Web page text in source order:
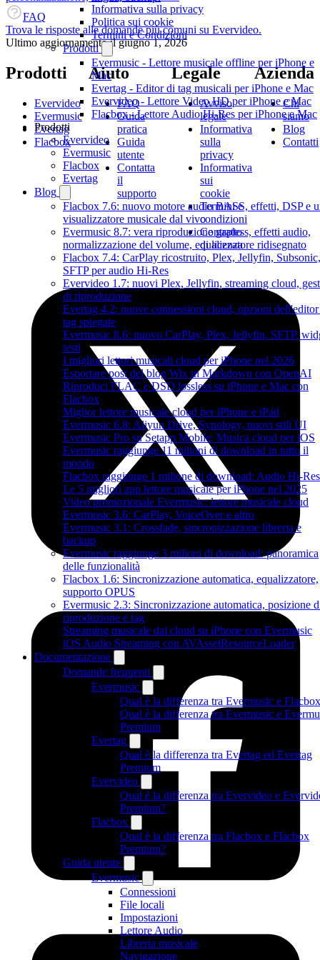
Informativa sulla privacy
Politica sui cookie
Termini e Condizioni
Prodotti
Evermusic - Lettore musicale offline per iPhone e
Mac
Evertag - Editor di tag musicali per iPhone e Mac
Evervideo - Lettore Video HD per iPhone e Mac
Flacbox - Lettore Audio Hi-Res per iPhone e Mac
Prodotti
Evervideo
Evermusic
Flacbox
Evertag
Blog
Flacbox 7.6: nuovo motore audio BASS, effetti, DSP e
visualizzatore musicale dal vivo
Evermusic 8.7: vera riproduzione gapless, effetti audio,
normalizzazione del volume, equalizzatore ridisegnato
Flacbox 7.4: CarPlay ricostruito, Plex, Jellyfin, Subsonic,
SFTP per audio Hi-Res
Evervideo 1.7: nuovi Plex, Jellyfin, streaming cloud,
di riproduzione
Evertag 4.2: nuove connessioni cloud, opzioni
tag spiegate
Evermusic 8.6: nuovo CarPlay, Plex, Jellyfin, SFTP,
testi
I migliori lettori musicali cloud per iPhone nel 2026
Esportare post del blog Wix in Markdown con OpenAI
Riproduci FLAC e DSD lossless su iPhone e Mac con
Flacbox
Miglior lettore musicale cloud per iPhone e iPad
Evermusic 6.8: Aliyun Drive, Synology, nuovi stili UI
Evermusic Pro su Setapp Mobile: Musica cloud per iOS
Evermusic raggiunge 11 milioni di download in tutto il
mondo
Flacbox raggiunge 1 milione di download: Audio Hi-Res
Le 5 migliori app lettore musicale per iPhone nel 2025
Video promozionale Evermusic: lettore musicale cloud
Evermusic 3.6: CarPlay, VoiceOver e altro
Evermusic 3.1: Crossfade, sincronizzazione libreria e
backup
Evermusic raggiunge 3 milioni di download: panoramica
delle funzionalità
Flacbox 1.6: Sincronizzazione automatica, equalizzatore,
supporto OPUS
Evermusic 2.3: Sincronizzazione automatica, posizione
riproduzione e tag
Streaming musicale dal cloud su iPhone con Evermusic
iOS Audio Streaming con AVAssetResourceLoader
Documentazione
Domande frequenti
Evermusic
Qual è la differenza tra Evermusic e Flacbox
Qual è la differenza tra Evermusic e
Premium
Evertag
Qual è la differenza tra Evertag ed Evertag
Premium
Evervideo
Qual è la differenza tra Evervideo e
Premium?
Flacbox
Qual è la differenza tra Flacbox e Flacbox
Premium?
Guida utente
Evermusic
Connessioni
File locali
Impostazioni
Lettore Audio
Libreria musicale
Navigazione
FAQ
Trova le risposte alle domande più comuni su Evervideo.
Ultimo aggiornamento ilgiugno 1, 2026
Prodotti
Evervideo
Evermusic
Evertag
Flacbox
Aiuto
FAQ
Guida
pratica
Guida
utente
Contatta
il
supporto
Legale
Avviso
legale
Informativa
sulla
privacy
Informativa
sui
cookie
Termini e
condizioni
Contratto
di licenza
Azienda
Chi
siamo
Blog
Contatti